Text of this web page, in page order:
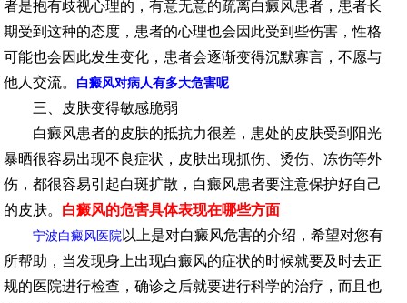
者是抱有歧视心理的，有意无意的疏离白癜风患者，患者长
期受到这种的态度，患者的心理也会因此受到些伤害，性格
可能也会因此发生变化，患者会逐渐变得沉默寡言，不愿与
他人交流。
白癜风对病人有多大危害呢
三、皮肤变得敏感脆弱
白癜风患者的皮肤的抵抗力很差，患处的皮肤受到阳光
暴晒很容易出现不良症状，皮肤出现抓伤、烫伤、冻伤等外
伤，都很容易引起白斑扩散，白癜风患者要注意保护好自己
的皮肤。 白癜风的危害具体表现在哪些方面
宁波白癜风医院 以上是对白癜风危害的介绍，希望对您有
所帮助，当发现身上出现白癜风的症状的时候就要及时去正
规的医院进行检查，确诊之后就要进行科学的治疗，而且也